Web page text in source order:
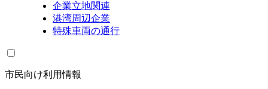
企業立地関連
港湾周辺企業
特殊車両の通行
市民向け利用情報